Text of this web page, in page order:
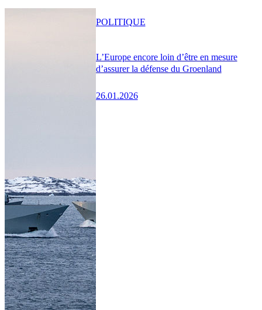
L’Europe encore loin d’être en mesure
d’assurer la défense du Groenland
26.01.2026
POLITIQUE